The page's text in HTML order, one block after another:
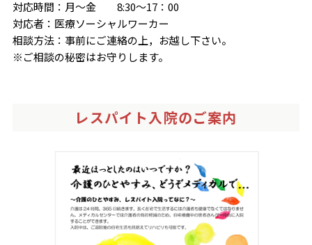
対応時間：月～金 8:30～17：00
対応者：医療ソーシャルワーカー
相談方法：事前にご連絡の上，お越し下さい。
※ご相談の秘密はお守りします。
レスパイト入院のご案内